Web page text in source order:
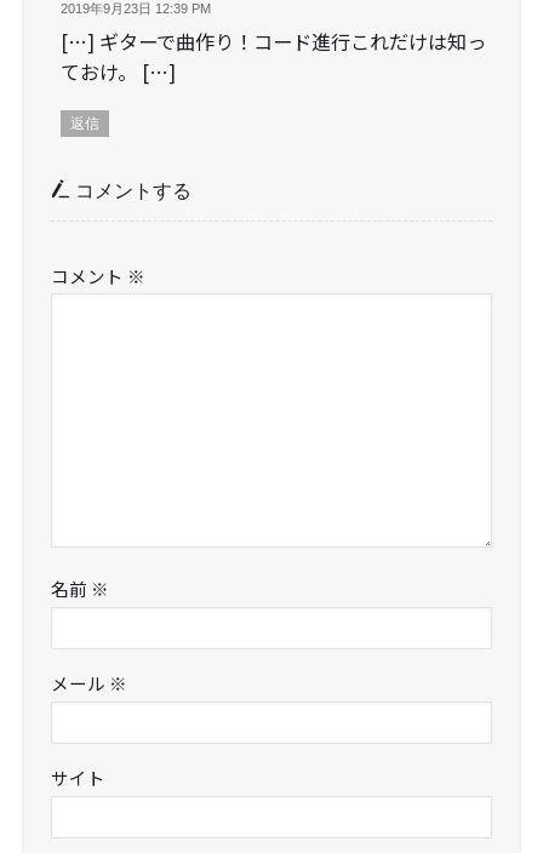
2019年9月23日 12:39 PM
[…] ギターで曲作り！コード進行これだけは知っ
ておけ。 […]
返信
コメントする
コメント ※
名前 ※
メール ※
サイト